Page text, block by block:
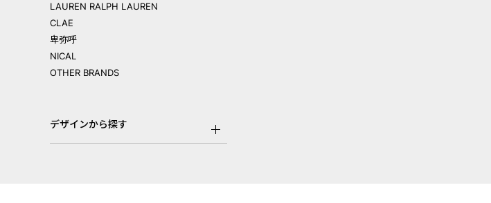
LAUREN RALPH LAUREN
CLAE
卑弥呼
NICAL
OTHER BRANDS
デザインから探す